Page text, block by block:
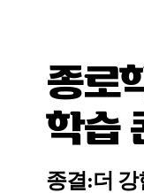
종로
학습
종결:더 강